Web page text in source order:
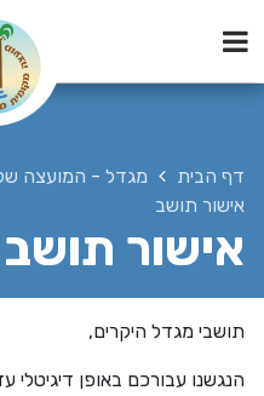
דף הבית מגדל - המועצה
אישור תושב
אישור תושב
תושבי מגדל היקרים,
הנגשנו עבורכם באופן